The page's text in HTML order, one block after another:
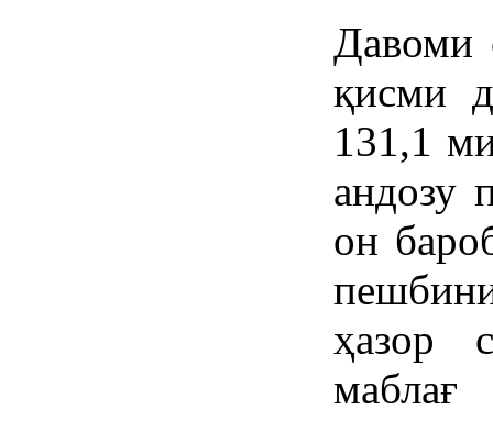
Давоми
қисми
131,1
андозу
он
ҳазор